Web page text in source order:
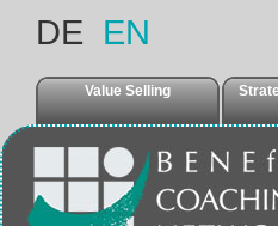
DE EN
Value Selling